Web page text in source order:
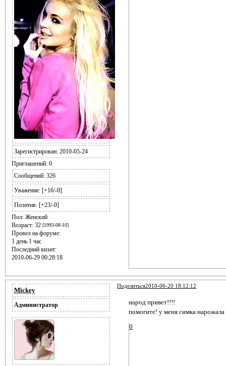
Зарегистрирован: 2010-05-24
Приглашений:0
Сообщений:326
Уважение: [+16/-0]
Позитив: [+23/-0]
Пол:Женский
Возраст:32 [1993-08-10]
Провел на форуме:
1 день 1 час
Последний визит:
2010-06-29 00:28:18
Поделиться2010-06-20 18:12:12
Mickey
Администратор
народ привет!!!!
помогите! у меня симка нарожала
0